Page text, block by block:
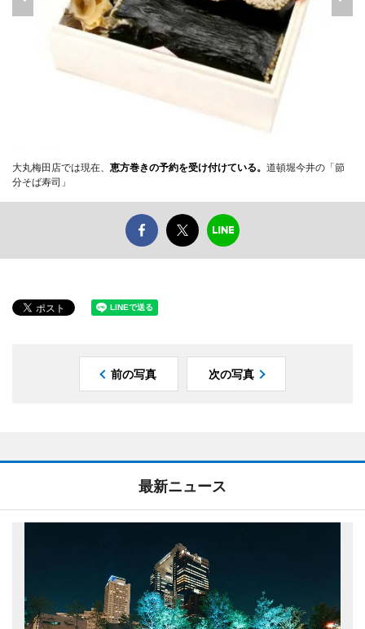
大丸梅田店では現在、 恵方巻きの予約を受け付けている。 道頓堀今井の「節
分そば寿司」
前の写真 次の写真
最新ニュース